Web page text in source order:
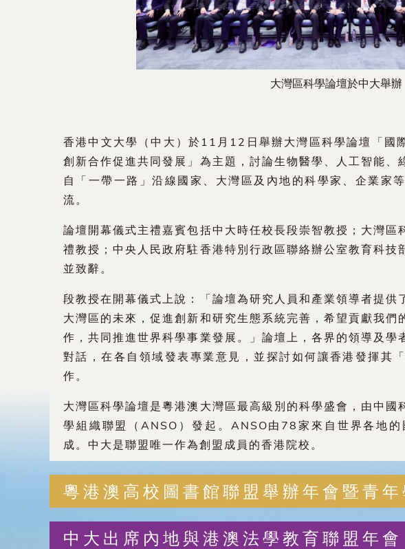
大灣區科學論壇於中大舉辦
香港中文大學（中大）於11月12日舉辦大灣區科學論壇「國
創新合作促進共同發展」為主題，討論生物醫學、人工智能
自「一帶一路」沿線國家、大灣區及內地的科學家、企業家
流。
論壇開幕儀式主禮嘉賓包括中大時任校長段崇智教授；大灣區
禮教授；中央人民政府駐香港特別行政區聯絡辦公室教育科技
並致辭。
段教授在開幕儀式上說：「論壇為研究人員和產業領導者提供
大灣區的未來，促進創新和研究生態系統完善，希望貢獻我們
作，共同推進世界科學事業發展。」論壇上，各界的領導及學
對話，在各自領域發表專業意見，並探討如何讓香港發揮其
作。
大灣區科學論壇是粵港澳大灣區最高級別的科學盛會，由中
學組織聯盟（ANSO）發起。ANSO由78家來自世界各地
成。中大是聯盟唯一作為創盟成員的香港院校。
粵港澳高校圖書館聯盟舉辦年會暨青年
中大出席內地與港澳法學教育聯盟年會